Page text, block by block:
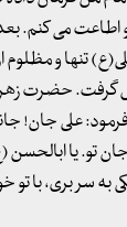
اطاعت می کنم.
تنها و
پیش گرفت. حضرت
علی جان!
تو. یا ابالحسن
به سر بری، با